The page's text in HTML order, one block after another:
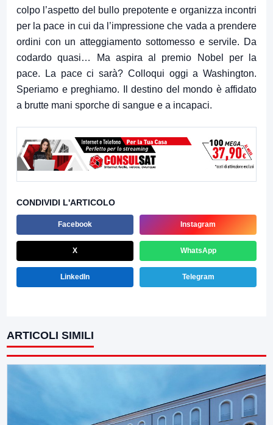
colpo l’aspetto del bullo prepotente e organizza incontri
per la pace in cui da l’impressione che vada a prendere
ordini con un atteggiamento sottomesso e servile. Da
codardo quasi… Ma aspira al premio Nobel per la
pace. La pace ci sarà? Colloqui oggi a Washington.
Speriamo e preghiamo. Il destino del mondo è affidato
a brutte mani sporche di sangue e a incapaci.
CONDIVIDI L'ARTICOLO
Facebook Instagram
X WhatsApp
LinkedIn Telegram
ARTICOLI SIMILI